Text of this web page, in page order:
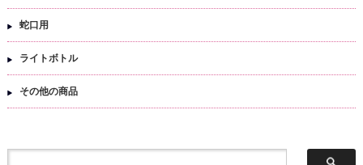
蛇口用
ライトボトル
その他の商品